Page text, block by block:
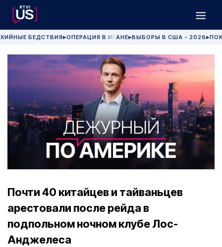
БЕДСТВИЯ▶ОПЕРАЦИЯ В ИРАНЕ▶ВЫБОРЫ В США - 2026 ▶
Почти 40 китайцев и тайваньцев
арестовали после рейда в
подпольном ночном клубе Лос-
Анджелеса